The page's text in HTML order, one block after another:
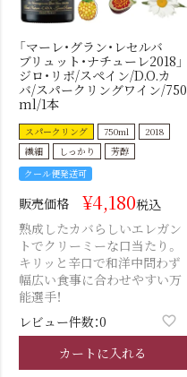
「マーレ・グラン・レセルバ
ブリュット・ナチューレ2018」
ジロ・リボ/スペイン/D.O.カ
バ/スパークリングワイン/750
ml/1本
スパークリング 750ml
2018
繊細
しっかり
芳醇
クール便発送可
販売価格 ¥4,180税込
熟成したカバらしいエレガン
トでクリーミーな口当たり。
キリッと辛口で和洋中問わず
幅広い食事に合わせやすい万
能選手！
レビュー件数：0
カートに入れる